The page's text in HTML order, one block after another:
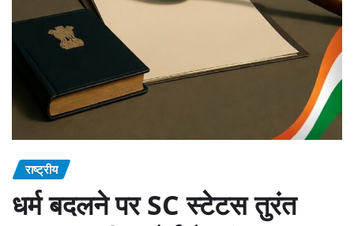
राष्ट्रीय
धर्म बदलने पर SC स्टेटस तुरंत